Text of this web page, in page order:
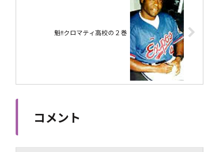
魁!!クロマティ高校の２巻
コメント